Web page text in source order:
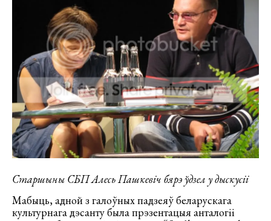
Старшыны СБП Алесь Пашкевіч бярэ ўдзел у дыскусіі
Мабыць, адной з галоўных падзеяў беларускага
культурнага дэсанту была прэзентацыя анталогіі